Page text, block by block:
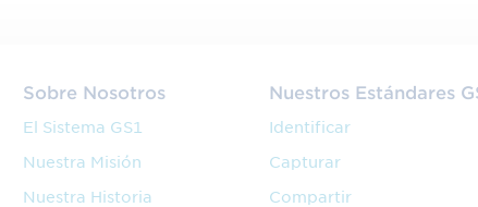
Sobre Nosotros
El Sistema GS1
Nuestra Misión
Nuestra Historia
Nuestros Estándares
Identificar
Capturar
Compartir